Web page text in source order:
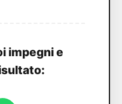
impegni e